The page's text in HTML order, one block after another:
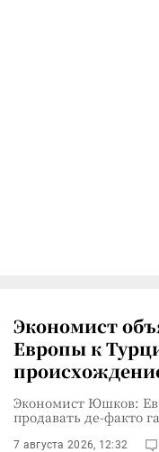
Экономист
Европы к
Экономист Юшков:
продавать де-факто
7 августа 2026, 12:32